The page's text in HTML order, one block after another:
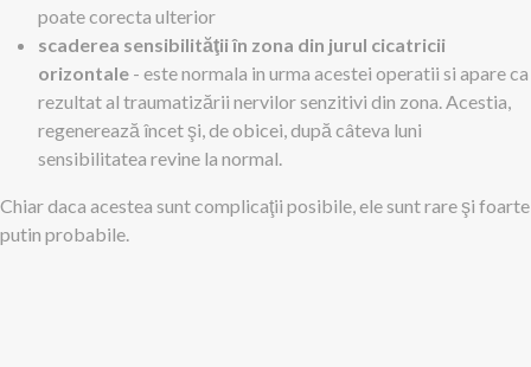
poate corecta ulterior
scaderea sensibilităţii în zona din jurul cicatricii
orizontale - este normala in urma acestei operatii si apare ca
rezultat al traumatizării nervilor senzitivi din zona. Acestia,
regenerează încet şi, de obicei, după câteva luni
sensibilitatea revine la normal.
Chiar daca acestea sunt complicaţii posibile, ele sunt rare şi foarte
putin probabile.